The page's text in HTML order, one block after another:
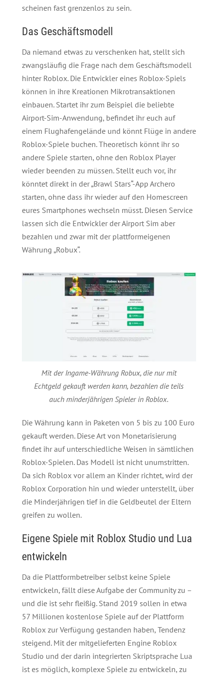
scheinen fast grenzenlos zu sein.
Das Geschäftsmodell
Da niemand etwas zu verschenken hat, stellt sich
zwangsläufig die Frage nach dem Geschäftsmodell
hinter Roblox. Die Entwickler eines Roblox-Spiels
können in ihre Kreationen Mikrotransaktionen
einbauen. Startet ihr zum Beispiel die beliebte
Airport-Sim-Anwendung, befindet ihr euch auf
einem Flughafengelände und könnt Flüge in andere
Roblox-Spiele buchen. Theoretisch könnt ihr so
andere Spiele starten, ohne den Roblox Player
wieder beenden zu müssen. Stellt euch vor, ihr
könntet direkt in der „Brawl Stars“-App Archero
starten, ohne dass ihr wieder auf den Homescreen
eures Smartphones wechseln müsst. Diesen Service
lassen sich die Entwickler der Airport Sim aber
bezahlen und zwar mit der plattformeigenen
Währung „Robux“.
Mit der Ingame-Währung Robux, die nur mit
Echtgeld gekauft werden kann, bezahlen die teils
auch minderjährigen Spieler in Roblox.
Die Währung kann in Paketen von 5 bis zu 100 Euro
gekauft werden. Diese Art von Monetarisierung
findet ihr auf unterschiedliche Weisen in sämtlichen
Roblox-Spielen. Das Modell ist nicht unumstritten.
Da sich Roblox vor allem an Kinder richtet, wird der
Roblox Corporation hin und wieder unterstellt, über
die Minderjährigen tief in die Geldbeutel der Eltern
greifen zu wollen.
Eigene Spiele mit Roblox Studio und Lua
entwickeln
Da die Plattformbetreiber selbst keine Spiele
entwickeln, fällt diese Aufgabe der Community zu –
und die ist sehr fleißig. Stand 2019 sollen in etwa
57 Millionen kostenlose Spiele auf der Plattform
Roblox zur Verfügung gestanden haben, Tendenz
steigend. Mit der mitgelieferten Engine Roblox
Studio und der darin integrierten Skriptsprache Lua
ist es möglich, komplexe Spiele zu entwickeln, zu